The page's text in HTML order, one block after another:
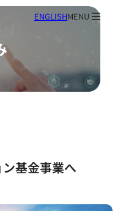
ENGLISHMENU
基金事業へ